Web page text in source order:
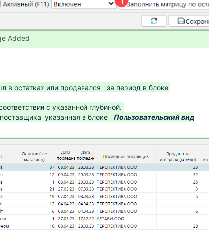
Added
в остатках или продавался
за период в блоке
с указанной глубиной.
указанная в блоке
Пользовательский вид